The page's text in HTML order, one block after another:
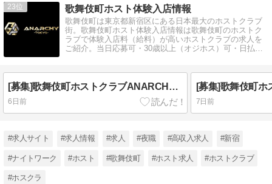
23 歌舞伎町ホスト体験入店情報
歌舞伎町は東京都新宿区にある日本最大のホストクラブ
街。歌舞伎町ホスト体験入店情報は歌舞伎町のホストク
ラブで体験入店料（給料）が高いホストクラブの求人を
ご紹介。当日応募可・30歳以上（オジホス）可・日払
[募集]歌舞伎町ホストクラブANARCHY TOKYOの求人情報
6日前 7日前
#求人サイト #求人情報 #求人 #夜職 #高収入求人 #新宿
#ナイトワーク #ホスト #歌舞伎町 #ホスト求人 #ホストクラブ
#ホスクラ